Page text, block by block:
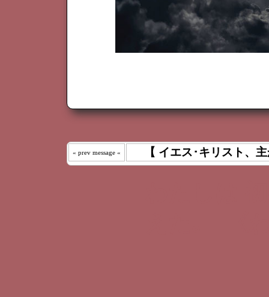
« prev message « 【 イエス･キリスト、